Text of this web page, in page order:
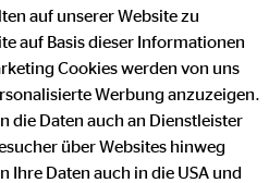
auf unserer Website zu
auf Basis dieser Informationen
Cookies werden von uns
Werbung anzuzeigen.
die Daten auch an Dienstleister
über Websites hinweg
Ihre Daten auch in die USA und